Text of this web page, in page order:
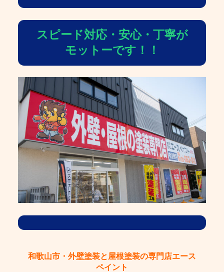
スピード対応・安心・丁寧が
モットーです！！
和歌山市・外壁塗装と屋根塗装の専門店エース
ペイント